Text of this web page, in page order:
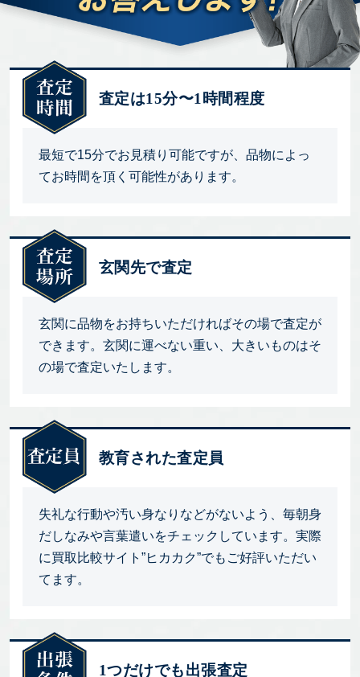
査定は15分〜1時間程度
最短で15分でお見積り可能ですが、品物によっ
てお時間を頂く可能性があります。
玄関先で査定
玄関に品物をお持ちいただければその場で査定が
できます。玄関に運べない重い、大きいものはそ
の場で査定いたします。
教育された査定員
失礼な行動や汚い身なりなどがないよう、毎朝身
だしなみや言葉遣いをチェックしています。実際
に買取比較サイト”ヒカカク”でもご好評いただい
てます。
1つだけでも出張査定